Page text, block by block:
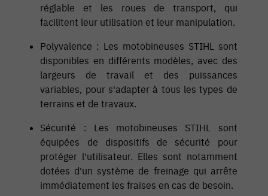
réglable et les roues de transport, qui
facilitent leur utilisation et leur manipulation.
Polyvalence : Les motobineuses STIHL sont
disponibles en différents modèles, avec des
largeurs de travail et des puissances
variables, pour s'adapter à tous les types de
terrains et de travaux.
Sécurité : Les motobineuses STIHL sont
équipées de dispositifs de sécurité pour
protéger l'utilisateur. Elles sont notamment
dotées d'un système de freinage qui arrête
immédiatement les fraises en cas de besoin.